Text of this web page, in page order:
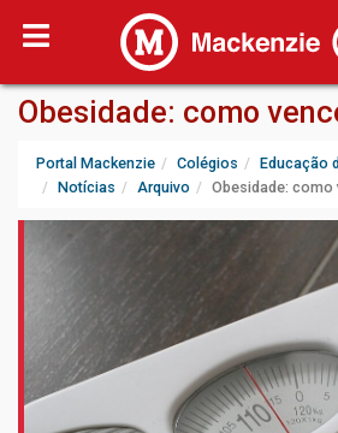
Obesidade: como
Portal Mackenzie Colégios
Educação
Notícias
Arquivo Obesidade: como